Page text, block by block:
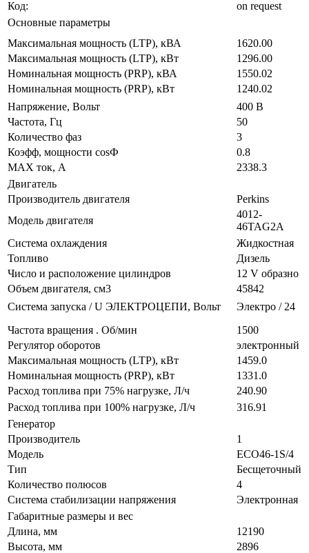
Код:
on request
Основные параметры
Максимальная мощность (LTP), кВА
1620.00
Максимальная мощность (LTP), кВт
1296.00
Номинальная мощность (PRP), кВА
1550.02
Номинальная мощность (PRP), кВт
1240.02
Напряжение, Вольт
400 В
Частота, Гц
50
Количество фаз
3
Коэфф, мощности cosФ
0.8
MAX ток, А
2338.3
Двигатель
Производитель двигателя
Perkins
Модель двигателя
4012-
46TAG2A
Система охлаждения
Жидкостная
Топливо
Дизель
Число и расположение цилиндров
12 V образно
Объем двигателя, см3
45842
Система запуска / U ЭЛЕКТРОЦЕПИ, Вольт
Электро / 24
Частота вращения . Об/мин
1500
Регулятор оборотов
электронный
Максимальная мощность (LTP), кВт
1459.0
Номинальная мощность (PRP), кВт
1331.0
Расход топлива при 75% нагрузке, Л/ч
240.90
Расход топлива при 100% нагрузке, Л/ч
316.91
Генератор
Производитель
1
Модель
ECO46-1S/4
Тип
Бесщеточный
Количество полюсов
4
Система стабилизации напряжения
Электронная
Габаритные размеры и вес
Длина, мм
12190
Высота, мм
2896